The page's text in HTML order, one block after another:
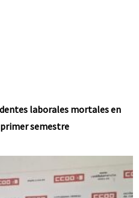
laborales mortales en
semestre